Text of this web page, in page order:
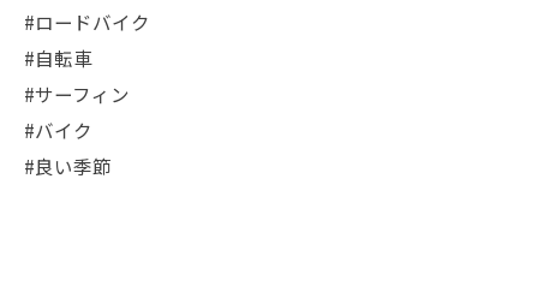
#ロードバイク
#自転車
#サーフィン
#バイク
#良い季節